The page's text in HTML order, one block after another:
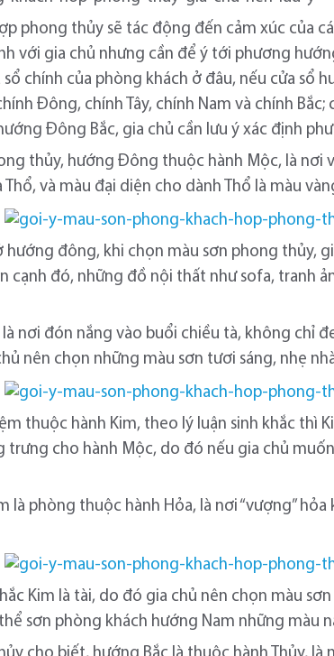
phong thủy sẽ tác động đến cảm xúc của
với gia chủ nhưng cần để ý tới phương
chính của phòng khách ở đâu, nếu cửa sổ
Đông, chính Tây, chính Nam và chính
Đông Bắc, gia chủ cần lưu ý xác định
thủy, hướng Đông thuộc hành Mộc, là nơi
và màu đại diện cho dành Thổ là màu
hướng đông, khi chọn màu sơn phong thủy,
cạnh đó, những đồ nội thất như sofa, tranh
là nơi đón nắng vào buổi chiều tà, không chỉ
nên chọn những màu sơn tươi sáng, nhẹ
thuộc hành Kim, theo lý luận sinh khắc thì
trưng cho hành Mộc, do đó nếu gia chủ
là phòng thuộc hành Hỏa, là nơi “vượng”
Kim là tài, do đó gia chủ nên chọn màu
sơn phòng khách hướng Nam những màu